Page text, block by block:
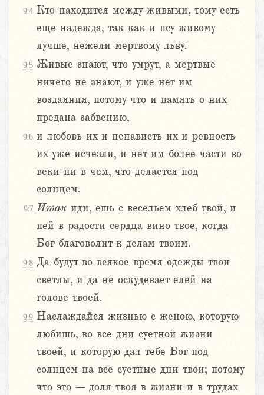
9:4 Кто находится между живыми, тому есть
еще надежда, так как и псу живому
лучше, нежели мертвому льву.
9:5 Живые знают, что умрут, а мертвые
ничего не знают, и уже нет им
воздаяния, потому что и память о них
предана забвению,
9:6 и любовь их и ненависть их и ревность
их уже исчезли, и нет им более части во
веки ни в чем, что делается под
солнцем.
9:7 Итак иди, ешь с весельем хлеб твой, и
пей в радости сердца вино твое, когда
Бог благоволит к делам твоим.
9:8 Да будут во всякое время одежды твои
светлы, и да не оскудевает елей на
голове твоей.
9:9 Наслаждайся жизнью с женою, которую
любишь, во все дни суетной жизни
твоей, и которую дал тебе Бог под
солнцем на все суетные дни твои; потому
что это – доля твоя в жизни и в трудах